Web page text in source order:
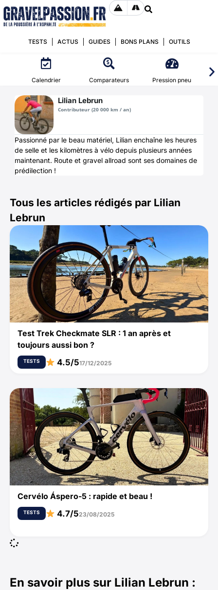
TESTS ACTUS GUIDES BONS PLANS OUTILS
Calendrier Comparateurs Pression pneu
Lilian Lebrun
Contributeur (20 000 km / an)
Passionné par le beau matériel, Lilian enchaîne les heures
de selle et les kilomètres à vélo depuis plusieurs années
maintenant. Route et gravel allroad sont ses domaines de
prédilection !
Tous les articles rédigés par Lilian
Lebrun
Test Trek Checkmate SLR : 1 an après et
toujours aussi bon ?
TESTS 4.5/517/12/2025
Cervélo Áspero-5 : rapide et beau !
TESTS 4.7/523/08/2025
En savoir plus sur Lilian Lebrun :